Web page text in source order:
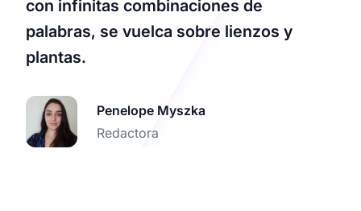
con infinitas combinaciones de
palabras, se vuelca sobre lienzos y
plantas.
Penelope Myszka
Redactora